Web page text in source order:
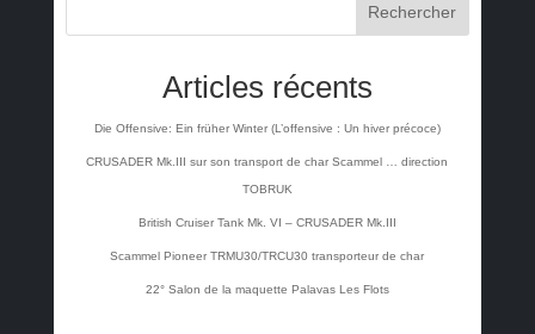
Rechercher
Articles récents
Die Offensive: Ein früher Winter (L’offensive : Un hiver précoce)
CRUSADER Mk.III sur son transport de char Scammel … direction
TOBRUK
British Cruiser Tank Mk. VI – CRUSADER Mk.III
Scammel Pioneer TRMU30/TRCU30 transporteur de char
22° Salon de la maquette Palavas Les Flots